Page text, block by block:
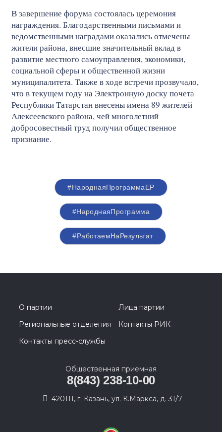
В завершение форума состоялась церемония
награждения. Благодарственными письмами и
ведомственными наградами оказались отмечены
жители района, внесшие значительный вклад в
развитие местного самоуправления, экономики,
социальной сферы и общественной жизни
муниципалитета. Также в ходе встречи прозвучало,
что в текущем году на Электронную доску почета
Республики Татарстан внесены имена 89 жителей
Алексеевского района, чей многолетний
добросовестный труд получил общественное
признание.
#НароднаяПрограммаЕР
#НароднаяПрограмма
#РаботаемНаРезультат
О партии
Лица партии
Региональные отделения
Контакты РИК
Контакты пресс-службы
Общественная приемная
8(843) 238-10-00
420111, г. Казань, ул. К.Маркса, д. 31/7